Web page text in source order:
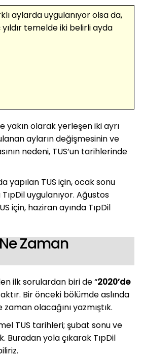
aylarda uygulanıyor olsa da,
temelde iki belirli ayda
yakın olarak yerleşen iki ayrı
ayların değişmesinin ve
nedeni, TUS’un tarihlerinde
yapılan TUS için, ocak sonu
uygulanıyor. Ağustos
için, haziran ayında TıpDil
Zaman
ilk sorulardan biri de “2020’de
Bir önceki bölümde aslında
olacağını yazmıştık.
TUS tarihleri; şubat sonu ve
Buradan yola çıkarak TıpDil